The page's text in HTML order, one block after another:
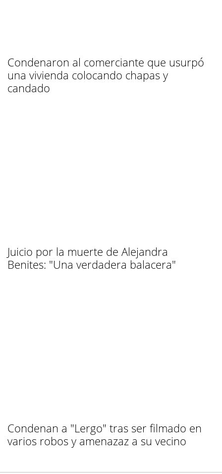
Condenaron al comerciante que usurpó
una vivienda colocando chapas y
candado
Juicio por la muerte de Alejandra
Benites: "Una verdadera balacera"
Condenan a "Lergo" tras ser filmado en
varios robos y amenazaz a su vecino